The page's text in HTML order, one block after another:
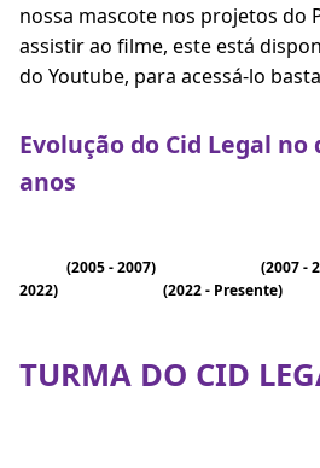
nossa mascote nos projetos do
assistir ao filme, este está
do Youtube, para acessá-lo
Evolução do Cid Legal
anos
(2005 - 2007) (2007
2022) (2022 - Presente)
TURMA DO CID